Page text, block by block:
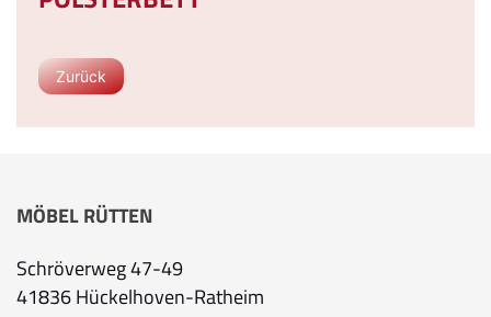
Zurück
MÖBEL RÜTTEN
Schröverweg 47-49
41836 Hückelhoven-Ratheim